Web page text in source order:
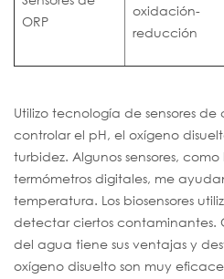
ORP
oxidación-
reducción
Utilizo tecnología de sensores
controlar el pH, el oxígeno
turbidez. Algunos sensores, como
termómetros digitales, me
temperatura. Los biosensores
detectar ciertos contaminantes.
del agua tiene sus ventajas y
oxígeno disuelto son muy